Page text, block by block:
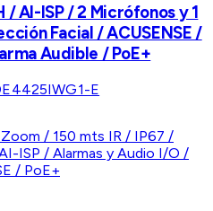
/ AI-ISP / 2 Micrófonos y 1
Facial / ACUSENSE /
Audible / PoE+
E